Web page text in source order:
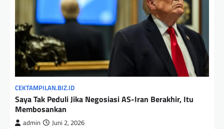
CEKTAMPILAN.BIZ.ID
Saya Tak Peduli Jika Negosiasi AS-Iran Berakhir, Itu
Membosankan
admin Juni 2, 2026